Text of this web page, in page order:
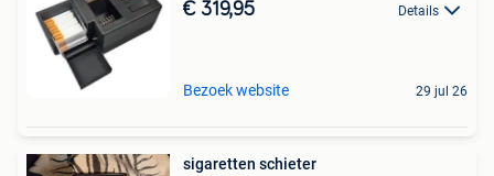
€ 319,95 Details
Bezoek website 29 jul 26
sigaretten schieter